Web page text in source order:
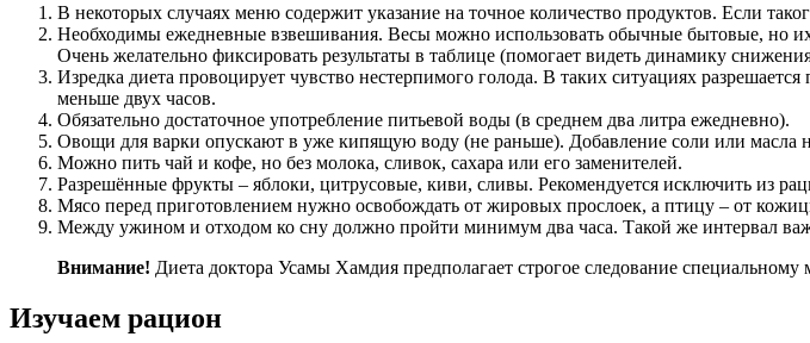
В некоторых случаях меню содержит указание на точное количество продуктов. Если
Необходимы ежедневные взвешивания. Весы можно использовать обычные бытовые, но
Очень желательно фиксировать результаты в таблице (помогает видеть динамику
Изредка диета провоцирует чувство нестерпимого голода. В таких ситуациях
меньше двух часов.
Обязательно достаточное употребление питьевой воды (в среднем два литра ежедневно).
Овощи для варки опускают в уже кипящую воду (не раньше). Добавление соли или масла
Можно пить чай и кофе, но без молока, сливок, сахара или его заменителей.
Разрешённые фрукты – яблоки, цитрусовые, киви, сливы. Рекомендуется исключить из
Мясо перед приготовлением нужно освобождать от жировых прослоек, а птицу – от
Между ужином и отходом ко сну должно пройти минимум два часа. Такой же интервал
Внимание! Диета доктора Усамы Хамдия предполагает строгое следование
Изучаем рацион